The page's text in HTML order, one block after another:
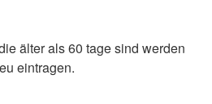
älter als 60 tage sind werden
eintragen.